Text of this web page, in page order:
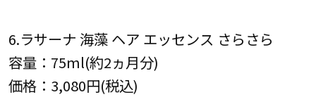
6.ラサーナ 海藻 ヘア エッセンス さらさら
容量：75ml(約2ヵ月分)
価格：3,080円(税込)